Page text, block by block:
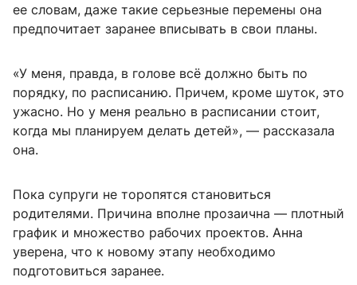
ее словам, даже такие серьезные перемены она
предпочитает заранее вписывать в свои планы.
«У меня, правда, в голове всё должно быть по
порядку, по расписанию. Причем, кроме шуток, это
ужасно. Но у меня реально в расписании стоит,
когда мы планируем делать детей», — рассказала
она.
Пока супруги не торопятся становиться
родителями. Причина вполне прозаична — плотный
график и множество рабочих проектов. Анна
уверена, что к новому этапу необходимо
подготовиться заранее.